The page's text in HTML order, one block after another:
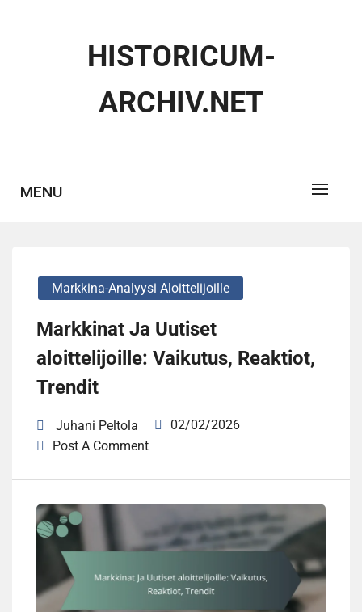
HISTORICUM-
ARCHIV.NET
MENU
Markkina-Analyysi Aloittelijoille
Markkinat Ja Uutiset
aloittelijoille: Vaikutus, Reaktiot,
Trendit
Juhani Peltola
02/02/2026
Post A Comment